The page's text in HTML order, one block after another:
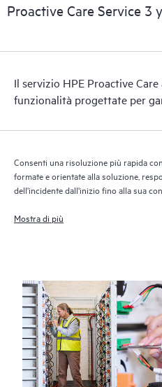
Proactive Care Service 3
Il servizio HPE Proactive Care
funzionalità progettate per
Consenti una risoluzione più rapida
formate e orientate alla soluzione,
dell'incidente dall'inizio fino alla sua
Mostra di più